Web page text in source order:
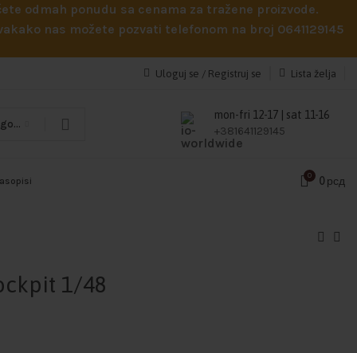
odmah ponudu sa cenama za tražene proizvode.
nas možete pozvati telefonom na broj 0641129145
Uloguj se / Registruj se Lista želja
Odaberi kategoriju
mon-fri 12-17 | sat 11-16
+381641129145
0 0 рсд
1/48